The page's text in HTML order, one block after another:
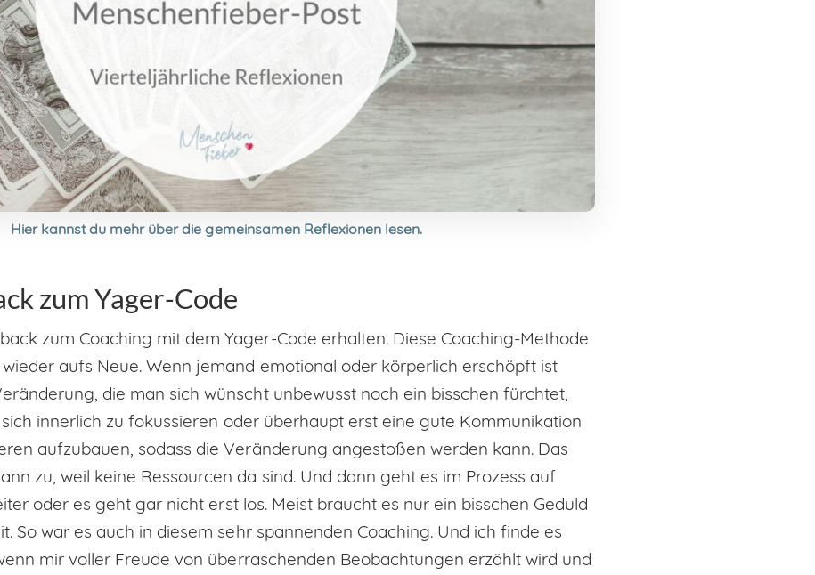
Hier kannst du mehr über die gemeinsamen Reflexionen lesen.
zum Yager-Code
zum Coaching mit dem Yager-Code erhalten. Diese Coaching-Methode
aufs Neue. Wenn jemand emotional oder körperlich erschöpft ist
die man sich wünscht unbewusst noch ein bisschen fürchtet,
innerlich zu fokussieren oder überhaupt erst eine gute Kommunikation
aufzubauen, sodass die Veränderung angestoßen werden kann. Das
zu, weil keine Ressourcen da sind. Und dann geht es im Prozess auf
oder es geht gar nicht erst los. Meist braucht es nur ein bisschen Geduld
So war es auch in diesem sehr spannenden Coaching. Und ich finde es
mir voller Freude von überraschenden Beobachtungen erzählt wird und